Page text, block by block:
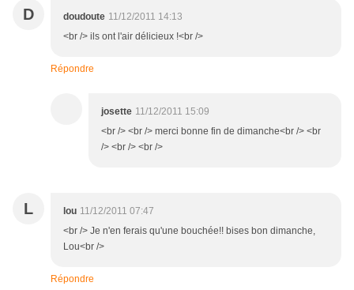
D doudoute 11/12/2011 14:13
<br /> ils ont l'air délicieux !<br />
Répondre
josette 11/12/2011 15:09
<br /> <br /> merci bonne fin de dimanche<br /> <br
/> <br /> <br />
L lou 11/12/2011 07:47
<br /> Je n'en ferais qu'une bouchée!! bises bon dimanche,
Lou<br />
Répondre